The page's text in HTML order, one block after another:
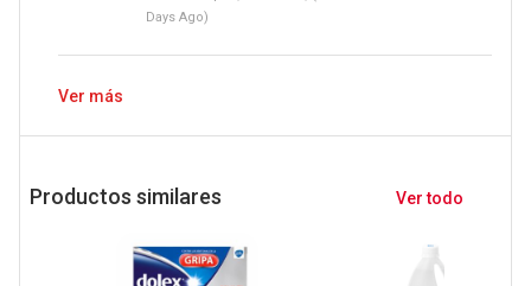
Days Ago)
Ver más
Productos similares Ver todo